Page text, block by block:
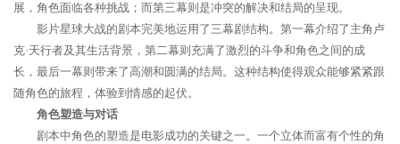
展，角色面临各种挑战；而第三幕则是冲突的解决和结局的呈现。
影片星球大战的剧本完美地运用了三幕剧结构。第一幕介绍了主角卢
克·天行者及其生活背景，第二幕则充满了激烈的斗争和角色之间的成
长，最后一幕则带来了高潮和圆满的结局。这种结构使得观众能够紧紧跟
随角色的旅程，体验到情感的起伏。
角色塑造与对话
剧本中角色的塑造是电影成功的关键之一。一个立体而富有个性的角